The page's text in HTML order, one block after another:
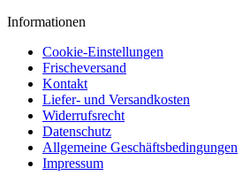
Informationen
Cookie-Einstellungen
Frischeversand
Kontakt
Liefer- und Versandkosten
Widerrufsrecht
Datenschutz
Allgemeine Geschäftsbedingungen
Impressum